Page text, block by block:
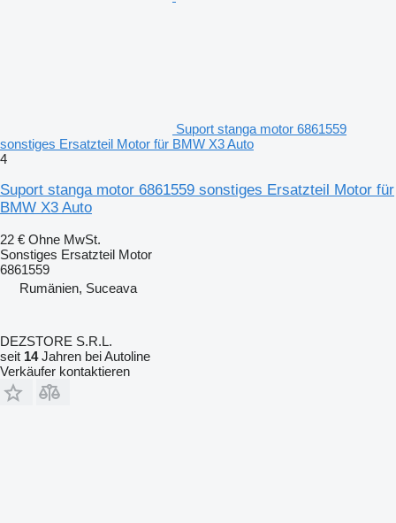
Suport stanga motor 6861559
sonstiges Ersatzteil Motor für BMW X3 Auto
4
Suport stanga motor 6861559 sonstiges Ersatzteil Motor für
BMW X3 Auto
22 € Ohne MwSt.
Sonstiges Ersatzteil Motor
6861559
Rumänien, Suceava
DEZSTORE S.R.L.
seit 14Jahren bei Autoline
Verkäufer kontaktieren